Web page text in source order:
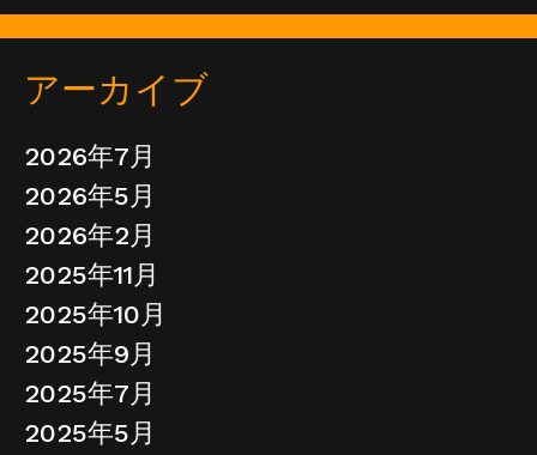
アーカイブ
2026年7月
2026年5月
2026年2月
2025年11月
2025年10月
2025年9月
2025年7月
2025年5月